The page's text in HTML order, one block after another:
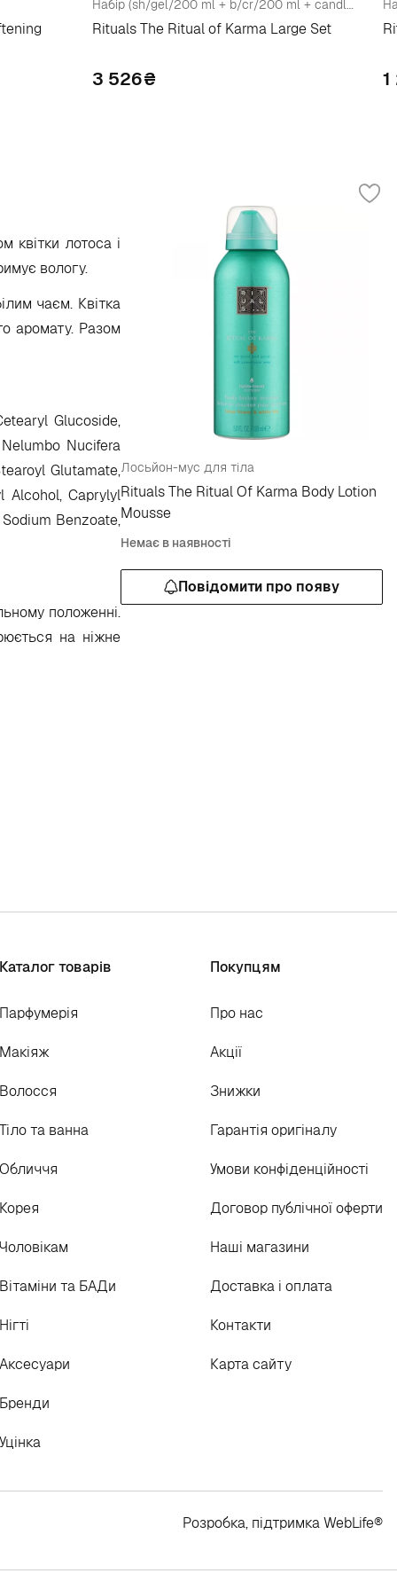
Набір (sh/gel/200 ml + b/cr/200 ml + candle/140 g + diffuser/70 ml)
Rituals The Ritual of Karma Large Set
3 526₴ 1
квітки лотоса і
вологу.
чаєм. Квітка
аромату. Разом
Glucoside,
Nucifera
Glutamate,
Alcohol, Caprylyl
Benzoate,
положенні.
на ніжне
Лосьйон-мус для тіла
Rituals The Ritual Of Karma Body Lotion
Mousse
Немає в наявності
Повідомити про появу
Каталог товарів
Парфумерія
Макіяж
Волосся
Тіло та ванна
Обличчя
Корея
Чоловікам
Вітаміни та БАДи
Нігті
Аксесуари
Бренди
Уцінка
Покупцям
Про нас
Акції
Знижки
Гарантія оригіналу
Умови конфіденційності
Договор публічної оферти
Наші магазини
Доставка і оплата
Контакти
Карта сайту
Розробка, підтримкаWebLife®